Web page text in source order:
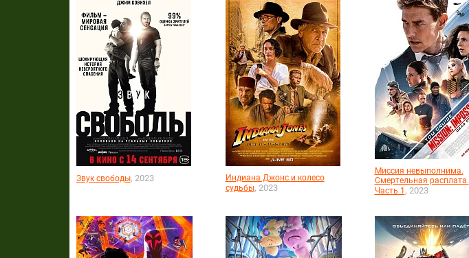
Звук свободы, 2023
Индиана Джонс и колесо
судьбы, 2023
Миссия невыполнима.
Смертельная расплата.
Часть 1 , 2023